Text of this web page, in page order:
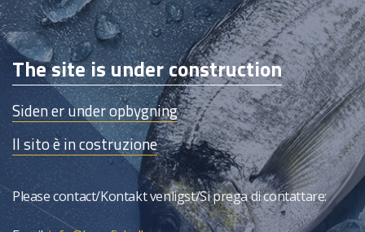
The site is under construction
Siden er under opbygning
Il sito è in costruzione
Please contact/Kontakt venligst/Si prega di contattare: